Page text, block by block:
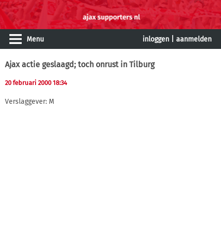
Menu inloggen aanmelden
Ajax actie geslaagd; toch onrust in Tilburg
20 februari 2000 18:34
Verslaggever: M